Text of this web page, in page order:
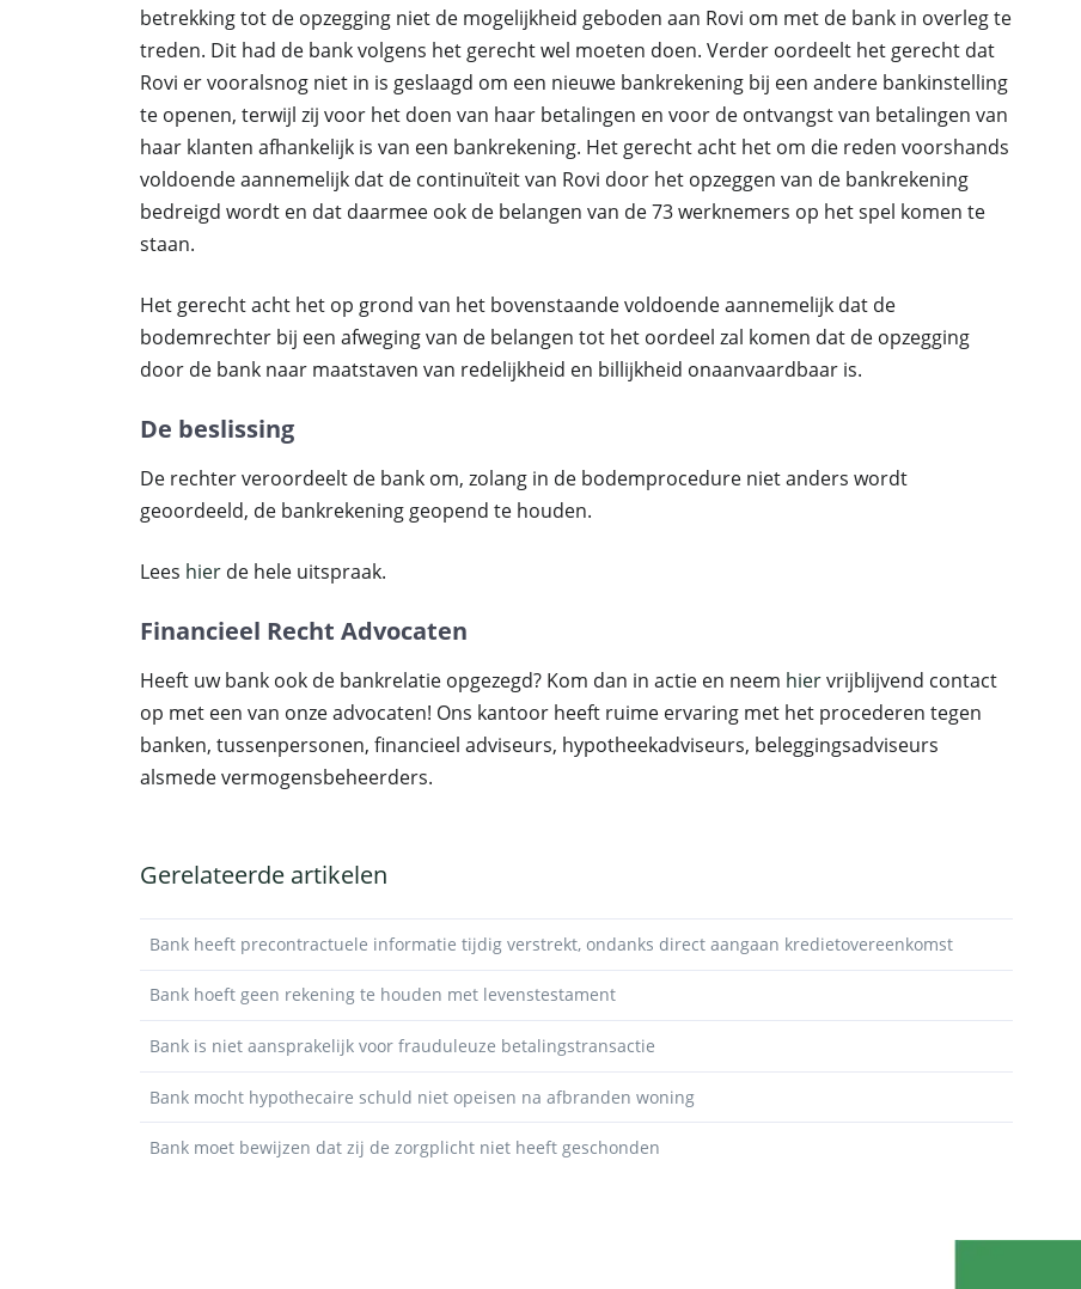
betrekking tot de opzegging niet de mogelijkheid geboden aan Rovi om met de bank in overleg te
treden. Dit had de bank volgens het gerecht wel moeten doen. Verder oordeelt het gerecht dat
Rovi er vooralsnog niet in is geslaagd om een nieuwe bankrekening bij een andere bankinstelling
te openen, terwijl zij voor het doen van haar betalingen en voor de ontvangst van betalingen van
haar klanten afhankelijk is van een bankrekening. Het gerecht acht het om die reden voorshands
voldoende aannemelijk dat de continuïteit van Rovi door het opzeggen van de bankrekening
bedreigd wordt en dat daarmee ook de belangen van de 73 werknemers op het spel komen te
staan.
Het gerecht acht het op grond van het bovenstaande voldoende aannemelijk dat de
bodemrechter bij een afweging van de belangen tot het oordeel zal komen dat de opzegging
door de bank naar maatstaven van redelijkheid en billijkheid onaanvaardbaar is.
De beslissing
De rechter veroordeelt de bank om, zolang in de bodemprocedure niet anders wordt
geoordeeld, de bankrekening geopend te houden.
Lees hier de hele uitspraak.
Financieel Recht Advocaten
Heeft uw bank ook de bankrelatie opgezegd? Kom dan in actie en neem hiervrijblijvend contact
op met een van onze advocaten! Ons kantoor heeft ruime ervaring met het procederen tegen
banken, tussenpersonen, financieel adviseurs, hypotheekadviseurs, beleggingsadviseurs
alsmede vermogensbeheerders.
Gerelateerde artikelen
Bank heeft precontractuele informatie tijdig verstrekt, ondanks direct aangaan kredietovereenkomst
Bank hoeft geen rekening te houden met levenstestament
Bank is niet aansprakelijk voor frauduleuze betalingstransactie
Bank mocht hypothecaire schuld niet opeisen na afbranden woning
Bank moet bewijzen dat zij de zorgplicht niet heeft geschonden